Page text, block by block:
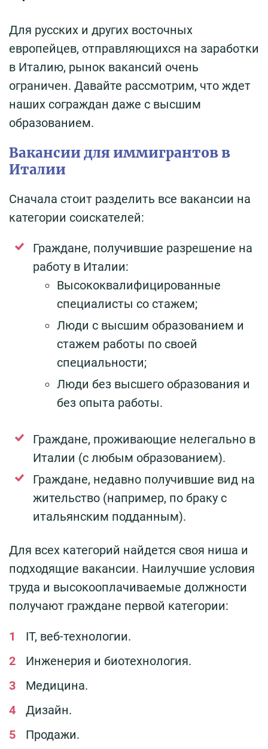
Для русских и других восточных
европейцев, отправляющихся на заработки
в Италию, рынок вакансий очень
ограничен. Давайте рассмотрим, что ждет
наших сограждан даже с высшим
образованием.
Вакансии для иммигрантов в
Италии
Сначала стоит разделить все вакансии на
категории соискателей:
Граждане, получившие разрешение на
работу в Италии:
Высококвалифицированные
специалисты со стажем;
Люди с высшим образованием и
стажем работы по своей
специальности;
Люди без высшего образования и
без опыта работы.
Граждане, проживающие нелегально в
Италии (с любым образованием).
Граждане, недавно получившие вид на
жительство (например, по браку с
итальянским подданным).
Для всех категорий найдется своя ниша и
подходящие вакансии. Наилучшие условия
труда и высокооплачиваемые должности
получают граждане первой категории:
IT, веб-технологии.
Инженерия и биотехнология.
Медицина.
Дизайн.
Продажи.